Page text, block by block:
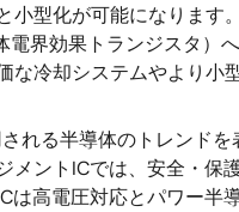
小型化が可能になります
電界効果トランジスタ
な冷却システムやより小
れる半導体のトレンド
メントICでは、安全・
は高電圧対応とパワー